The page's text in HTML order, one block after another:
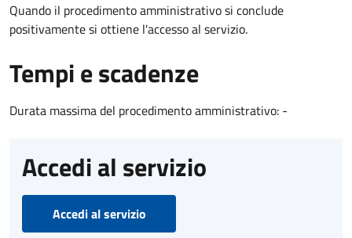
Quando il procedimento amministrativo si conclude
positivamente si ottiene l'accesso al servizio.
Tempi e scadenze
Durata massima del procedimento amministrativo: -
Accedi al servizio
Accedi al servizio